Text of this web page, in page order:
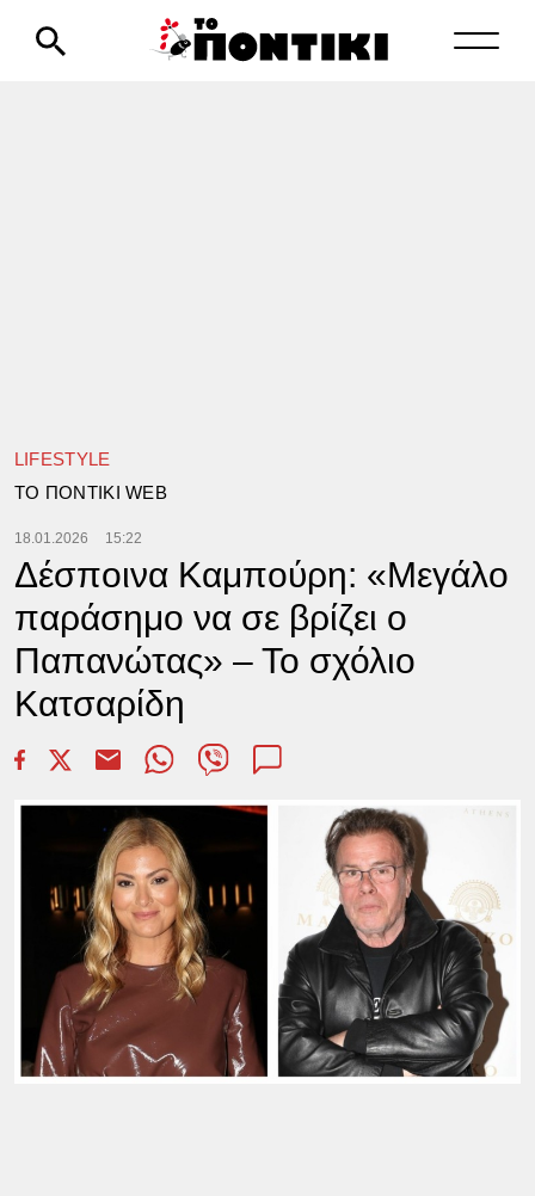
LIFESTYLE
TΟ ΠΟΝΤΙΚΙ WEB
18.01.2026 15:22
Δέσποινα Καμπούρη: «Μεγάλο
παράσημο να σε βρίζει ο
Παπανώτας» – Το σχόλιο
Κατσαρίδη